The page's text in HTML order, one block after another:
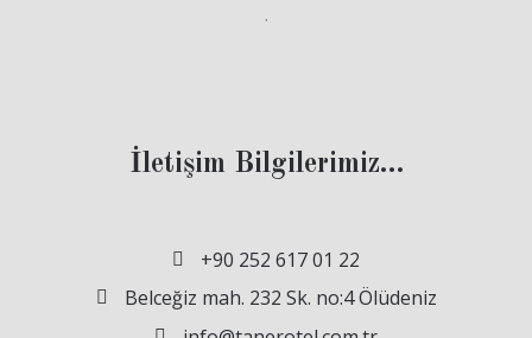
.
İletişim Bilgilerimiz…
+90 252 617 01 22
Belceğiz mah. 232 Sk. no:4 Ölüdeniz